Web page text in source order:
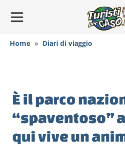
Home » Diari di viaggio
È il parco
“spaventoso”
qui vive un